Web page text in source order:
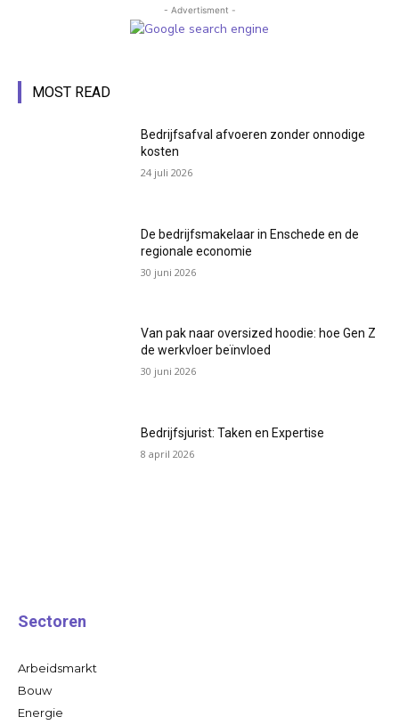
- Advertisment -
MOST READ
Bedrijfsafval afvoeren zonder onnodige
kosten
24 juli 2026
De bedrijfsmakelaar in Enschede en de
regionale economie
30 juni 2026
Van pak naar oversized hoodie: hoe Gen Z
de werkvloer beïnvloed
30 juni 2026
Bedrijfsjurist: Taken en Expertise
8 april 2026
Sectoren
Arbeidsmarkt
Bouw
Energie